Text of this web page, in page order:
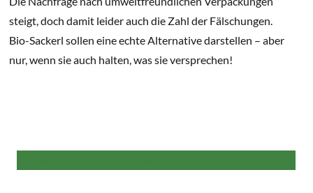
steigt, doch damit leider auch die Zahl der Fälschungen.
Bio-Sackerl sollen eine echte Alternative darstellen – aber
nur, wenn sie auch halten, was sie versprechen!